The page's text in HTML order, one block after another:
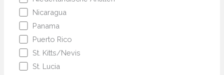
Nicaragua
Panama
Puerto Rico
St. Kitts/Nevis
St. Lucia